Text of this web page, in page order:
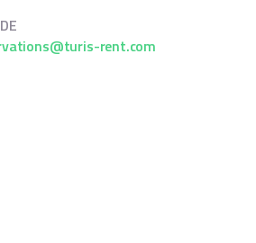
rent.com